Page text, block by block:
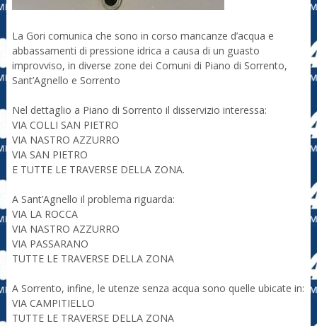
La Gori comunica che sono in corso mancanze d’acqua e
abbassamenti di pressione idrica a causa di un guasto
improvviso, in diverse zone dei Comuni di Piano di Sorrento,
Sant’Agnello e Sorrento
Nel dettaglio a Piano di Sorrento il disservizio interessa:
VIA COLLI SAN PIETRO
VIA NASTRO AZZURRO
VIA SAN PIETRO
E TUTTE LE TRAVERSE DELLA ZONA.
A Sant’Agnello il problema riguarda:
VIA LA ROCCA
VIA NASTRO AZZURRO
VIA PASSARANO
TUTTE LE TRAVERSE DELLA ZONA
A Sorrento, infine, le utenze senza acqua sono quelle ubicate in:
VIA CAMPITIELLO
TUTTE LE TRAVERSE DELLA ZONA